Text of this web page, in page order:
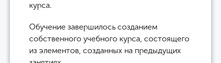
курса.
Обучение завершилось созданием
собственного учебного курса, состоящего
из элементов, созданных на предыдущих